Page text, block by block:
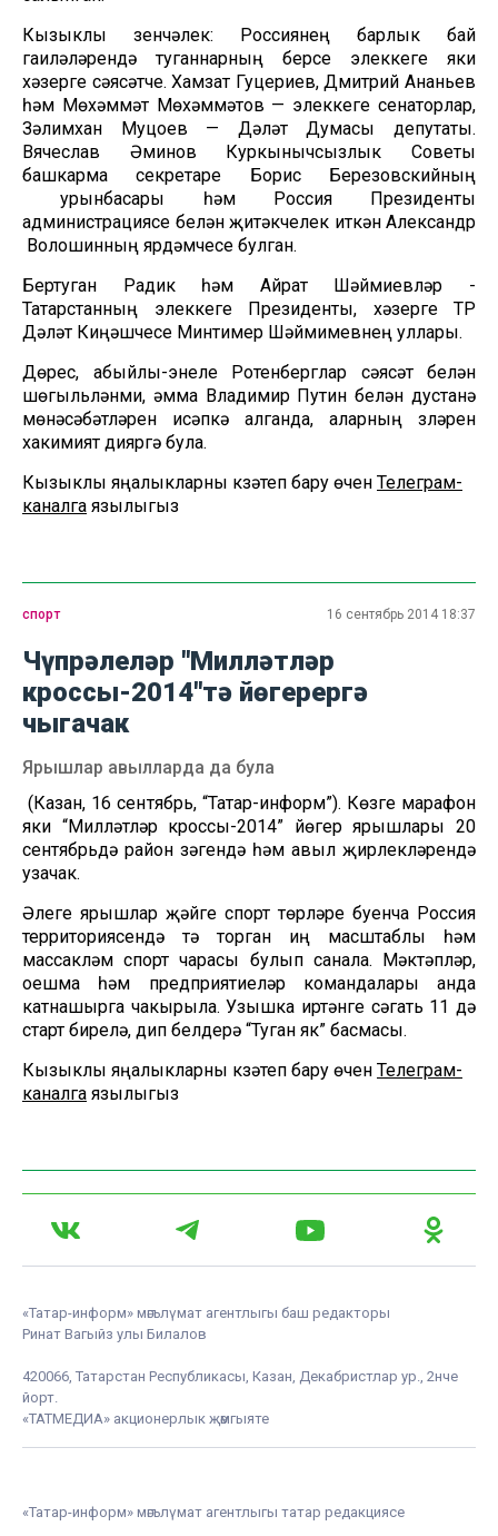
Кызыклы үзенчәлек: Россиянең барлык бай
гаиләләрендә туганнарның берсе элеккеге яки
хәзерге сәясәтче. Хамзат Гуцериев, Дмитрий Ананьев
һәм Мөхәммәт Мөхәммәтов — элеккеге сенаторлар,
Зәлимхан Муцоев — Дәүләт Думасы депутаты.
Вячеслав Әминов Куркынычсызлык Советы
башкарма секретаре Борис Березовскийның
урынбасары һәм Россия Президенты
администрациясе белән җитәкчелек иткән Александр
Волошинның ярдәмчесе булган.
Бертуган Радик һәм Айрат Шәймиевләр -
Татарстанның элеккеге Президенты, хәзерге ТР
Дәүләт Киңәшчесе Минтимер Шәймимевнең уллары.
Дөрес, абыйлы-энеле Ротенберглар сәясәт белән
шөгыльләнми, әмма Владимир Путин белән дустанә
мөнәсәбәтләрен исәпкә алганда, аларның үзләрен
хакимият дияргә була.
Кызыклы яңалыкларны күзәтеп бару өчен Телеграм-
каналга язылыгыз
спорт 16 сентябрь 2014 18:37
Чүпрәлеләр "Милләтләр
кроссы-2014"тә йөгерергә
чыгачак
Ярышлар авылларда да була
(Казан, 16 сентябрь, “Татар-информ”). Көзге марафон
яки “Милләтләр кроссы-2014” йөгерү ярышлары 20
сентябрьдә район үзәгендә һәм авыл җирлекләрендә
узачак.
Әлеге ярышлар җәйге спорт төрләре буенча Россия
территориясендә үтә торган иң масштаблы һәм
массакүләм спорт чарасы булып санала. Мәктәпләр,
оешма һәм предприятиеләр командалары анда
катнашырга чакырыла. Узышка иртәнге сәгать 11 дә
старт бирелә, дип белдерә “Туган як” басмасы.
Кызыклы яңалыкларны күзәтеп бару өчен Телеграм-
каналга язылыгыз
«Татар-информ» мәгълүмат агентлыгы баш редакторы
Ринат Вагыйз улы Билалов
420066, Татарстан Республикасы, Казан, Декабристлар ур., 2нче
йорт.
«ТАТМЕДИА» акционерлык җәмгыяте
«Татар-информ» мәгълүмат агентлыгы татар редакциясе